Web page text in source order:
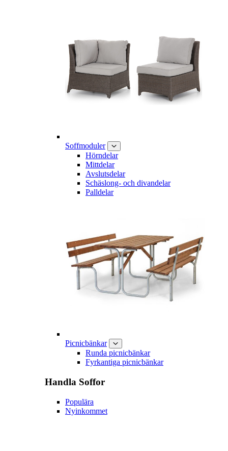
Soffmoduler
Hörndelar
Mittdelar
Avslutsdelar
Schäslong- och divandelar
Palldelar
Picnicbänkar
Runda picnicbänkar
Fyrkantiga picnicbänkar
Handla Soffor
Populära
Nyinkommet